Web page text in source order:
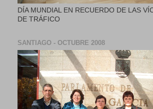
DÍA MUNDIAL EN RECUERDO DE LAS
DE TRÁFICO
SANTIAGO - OCTUBRE 2008